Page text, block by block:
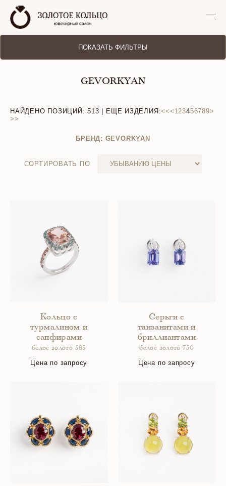
GEVORKYAN
ПОКАЗАТЬ ФИЛЬТРЫ
НАЙДЕНО ПОЗИЦИЙ:513 | ЕЩЕ ИЗДЕЛИЯ:<<< 123456789>
>>
БРЕНД: GEVORKYAN
СОРТИРОВАТЬ ПО
Кольцо с
турмалином и
сапфирами
белое золото 585
Цена по запросу
Серьги с
танзанитами и
бриллиантами
белое золото 750
Цена по запросу